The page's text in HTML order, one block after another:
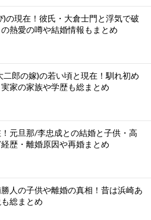
)の現在！彼氏・大倉士門と浮気で破
熱愛の噂や結婚情報もまとめ
二郎の嫁)の若い頃と現在！馴れ初め
家の家族や学歴も総まとめ
元旦那/李忠成との結婚と子供・高
歴・離婚原因や再婚まとめ
人の子供や離婚の真相！昔は浜崎あ
総まとめ